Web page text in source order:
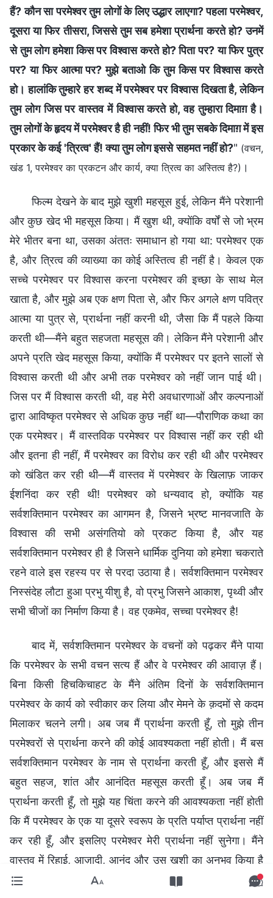
हैं? कौन सा परमेश्वर तुम लोगों के लिए उद्धार लाएगा? पहला परमेश्वर,
दूसरा या फिर तीसरा, जिससे तुम सब हमेशा प्रार्थना करते हो? उनमें
से तुम लोग हमेशा किस पर विश्वास करते हो? पिता पर? या फिर पुत्र
पर? या फिर आत्मा पर? मुझे बताओ कि तुम किस पर विश्वास करते
हो। हालांकि तुम्हारे हर शब्द में परमेश्वर पर विश्वास दिखता है, लेकिन
तुम लोग जिस पर वास्तव में विश्वास करते हो, वह तुम्हारा दिमाग़ है।
तुम लोगों के हृदय में परमेश्वर है ही नहीं! फिर भी तुम सबके दिमाग़ में इस
प्रकार के कई 'त्रित्व' हैं! क्या तुम लोग इससे सहमत नहीं हो?" (वचन,
खंड 1, परमेश्वर का प्रकटन और कार्य, क्या त्रित्व का अस्तित्व है?) ।
फिल्म देखने के बाद मुझे खुशी महसूस हुई, लेकिन मैंने परेशानी
और कुछ खेद भी महसूस किया। मैं खुश थी, क्योंकि वर्षों से जो भ्रम
मेरे भीतर बना था, उसका अंततः समाधान हो गया था: परमेश्वर एक
है, और त्रित्व की व्याख्या का कोई अस्तित्व ही नहीं है। केवल एक
सच्चे परमेश्वर पर विश्वास करना परमेश्वर की इच्छा के साथ मेल
खाता है, और मुझे अब एक क्षण पिता से, और फिर अगले क्षण पवित्र
आत्मा या पुत्र से, प्रार्थना नहीं करनी थी, जैसा कि मैं पहले किया
करती थी—मैंने बहुत सहजता महसूस की। लेकिन मैंने परेशानी और
अपने प्रति खेद महसूस किया, क्योंकि मैं परमेश्वर पर इतने सालों से
विश्वास करती थी और अभी तक परमेश्वर को नहीं जान पाई थी।
जिस पर मैं विश्वास करती थी, वह मेरी अवधारणाओं और कल्पनाओं
द्वारा आविष्कृत परमेश्वर से अधिक कुछ नहीं था—पौराणिक कथा का
एक परमेश्वर। मैं वास्तविक परमेश्वर पर विश्वास नहीं कर रही थी
और इतना ही नहीं, मैं परमेश्वर का विरोध कर रही थी और परमेश्वर
को खंडित कर रही थी—मैं वास्तव में परमेश्वर के खिलाफ़ जाकर
ईशनिंदा कर रही थी! परमेश्वर को धन्यवाद हो, क्योंकि यह
सर्वशक्तिमान परमेश्वर का आगमन है, जिसने भ्रष्ट मानवजाति के
विश्वास की सभी असंगतियो को प्रकट किया है, और यह
सर्वशक्तिमान परमेश्वर ही है जिसने धार्मिक दुनिया को हमेशा चकराते
रहने वाले इस रहस्य पर से परदा उठाया है। सर्वशक्तिमान परमेश्वर
निस्संदेह लौटा हुआ प्रभु यीशु है, वो प्रभु जिसने आकाश, पृथ्वी और
सभी चीजों का निर्माण किया है। वह एकमेव, सच्चा परमेश्वर है!
बाद में, सर्वशक्तिमान परमेश्वर के वचनों को पढ़कर मैंने पाया
कि परमेश्वर के सभी वचन सत्य हैं और वे परमेश्वर की आवाज़ हैं।
बिना किसी हिचकिचाहट के मैंने अंतिम दिनों के सर्वशक्तिमान
परमेश्वर के कार्य को स्वीकार कर लिया और मेमने के क़दमों से कदम
मिलाकर चलने लगी। अब जब मैं प्रार्थना करती हूँ, तो मुझे तीन
परमेश्वरों से प्रार्थना करने की कोई आवश्यकता नहीं होती। मैं बस
सर्वशक्तिमान परमेश्वर के नाम से प्रार्थना करती हूँ, और इससे मैं
बहुत सहज, शांत और आनंदित महसूस करती हूँ। अब जब मैं
प्रार्थना करती हूँ, तो मुझे यह चिंता करने की आवश्यकता नहीं होती
कि मैं परमेश्वर के एक या दूसरे स्वरूप के प्रति पर्याप्त प्रार्थना नहीं
कर रही हूँ, और इसलिए परमेश्वर मेरी प्रार्थना नहीं सुनेगा। मैंने
वास्तव में रिहाई, आज़ादी, आनंद और उस खुशी का अनुभव किया है
जो सच्चाई को समझने और परमेश्वर को जानने से आती है। परमेश्वर